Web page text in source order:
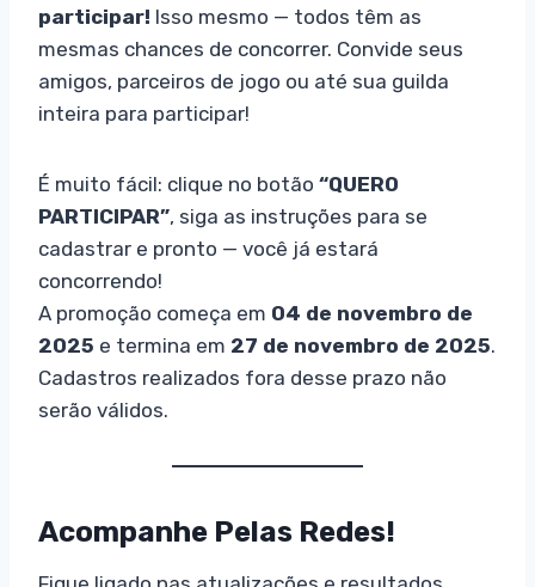
participar! Isso mesmo — todos têm as
mesmas chances de concorrer. Convide seus
amigos, parceiros de jogo ou até sua guilda
inteira para participar!
É muito fácil: clique no botão “QUERO
PARTICIPAR”, siga as instruções para se
cadastrar e pronto — você já estará
concorrendo!
A promoção começa em 04 de novembro de
2025 e termina em 27 de novembro de 2025.
Cadastros realizados fora desse prazo não
serão válidos.
Acompanhe Pelas Redes!